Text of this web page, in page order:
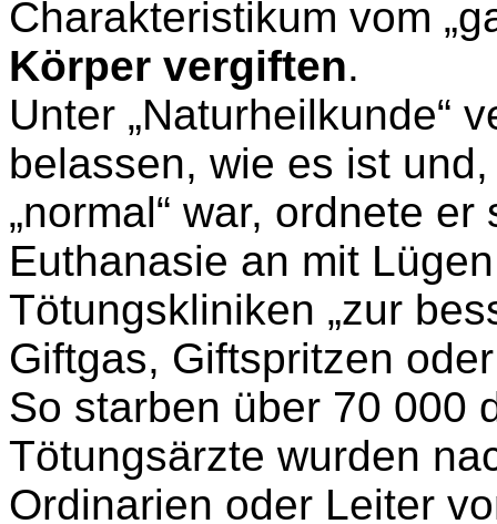
Charakteristikum vom
Körper vergiften.
Unter „Naturheilkunde“
belassen, wie es ist
„normal“ war, ordnete
Euthanasie an mit
Tötungskliniken „zur
Giftgas, Giftspritzen
So starben über 70 000
Tötungsärzte wurden
Ordinarien oder Leiter